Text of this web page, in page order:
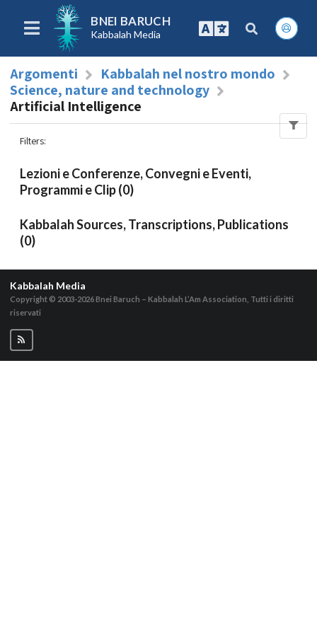
BNEI BARUCH
Kabbalah Media
Argomenti
Kabbalah nel nostro mondo
Science, nature and technology
Artificial Intelligence
Filters:
Lezioni e Conferenze, Convegni e Eventi,
Programmi e Clip (0)
Kabbalah Sources, Transcriptions, Publications
(0)
Kabbalah Media
Copyright © 2003-2026Bnei Baruch – Kabbalah L’Am Association, Tutti i diritti
riservati